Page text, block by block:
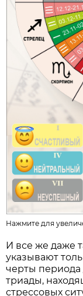
Нажмите для
И все же даже
указывают
черты периода
триады,
стрессовых